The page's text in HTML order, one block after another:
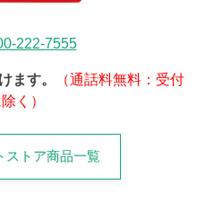
222-7555
ます。
（通話料無料：受付
く）
ストア商品一覧